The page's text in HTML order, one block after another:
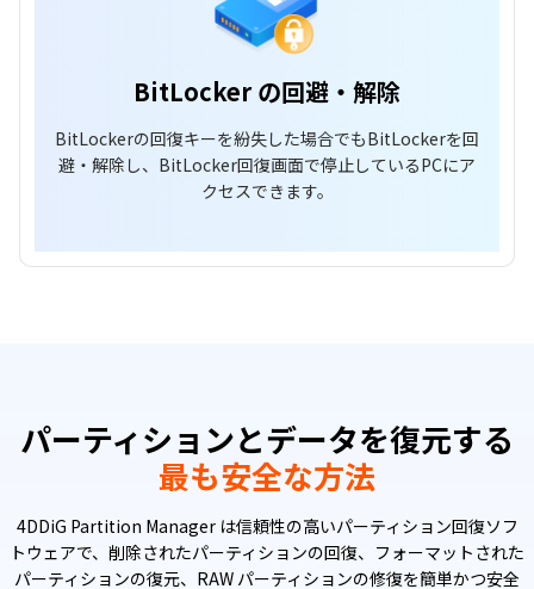
BitLocker の回避・解除
BitLockerの回復キーを紛失した場合でもBitLockerを回
避・解除し、BitLocker回復画面で停止しているPCにア
クセスできます。
パーティションとデータを復元する
最も安全な方法
4DDiG Partition Manager は信頼性の高いパーティション回復ソフ
トウェアで、削除されたパーティションの回復、フォーマットされた
パーティションの復元、RAW パーティションの修復を簡単かつ安全